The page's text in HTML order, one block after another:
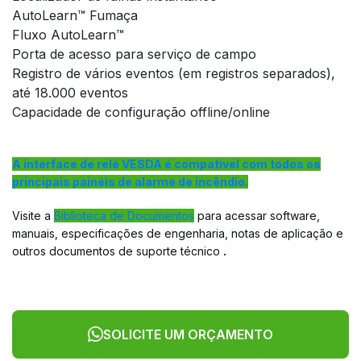
AutoLearn™ Fumaça
Fluxo AutoLearn™
Porta de acesso para serviço de campo
Registro de vários eventos (em registros separados),
até 18.000 eventos
Capacidade de configuração offline/online
A interface de relé VESDA é compatível com todos os
principais painéis de alarme de incêndio.
Visite a Biblioteca de Documentos para acessar software,
manuais, especificações de engenharia, notas de aplicação e
outros documentos de suporte técnico .
SOLICITE UM ORÇAMENTO